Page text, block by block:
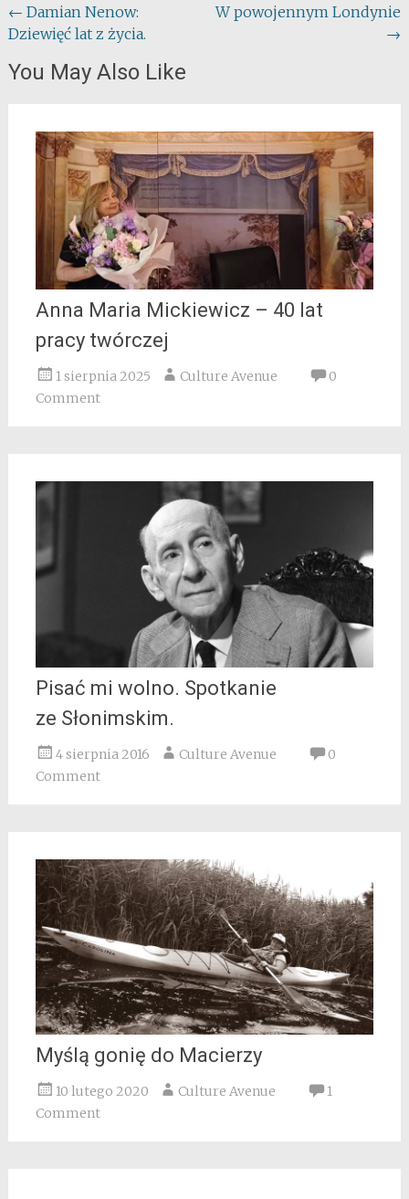
Post
navigation
← Damian Nenow:
Dziewięć lat z życia.
W powojennym Londynie
→
You May Also Like
Anna Maria Mickiewicz – 40 lat
pracy twórczej
1 sierpnia 2025 Culture Avenue
0
Comment
Pisać mi wolno. Spotkanie
ze Słonimskim.
4 sierpnia 2016 Culture Avenue
0
Comment
Myślą gonię do Macierzy
10 lutego 2020 Culture Avenue
1
Comment